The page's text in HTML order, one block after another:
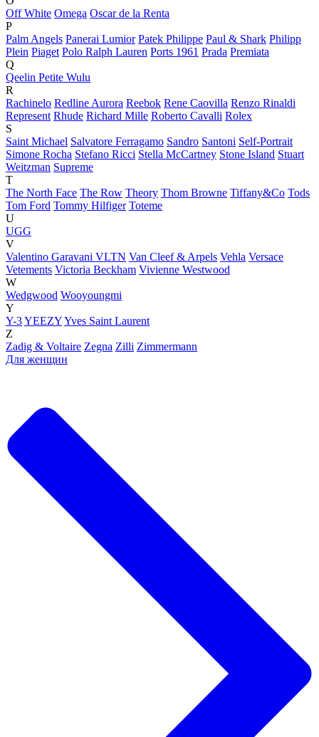
Off White Omega Oscar de la Renta
P
Palm Angels Panerai Lumior Patek Philippe Paul & Shark Philipp
Plein Piaget Polo Ralph Lauren Ports 1961 Prada Premiata
Q
Qeelin Petite Wulu
R
Rachinelo Redline Aurora Reebok Rene Caovilla Renzo Rinaldi
Represent Rhude Richard Mille Roberto Cavalli Rolex
S
Saint Michael Salvatore Ferragamo Sandro Santoni Self-Portrait
Simone Rocha Stefano Ricci Stella McCartney Stone Island Stuart
Weitzman Supreme
T
The North Face The Row Theory Thom Browne Tiffany&Co Tods
Tom Ford Tommy Hilfiger Toteme
U
UGG
V
Valentino Garavani VLTN Van Cleef & Arpels Vehla Versace
Vetements Victoria Beckham Vivienne Westwood
W
Wedgwood Wooyoungmi
Y
Y-3YEEZYYves Saint Laurent
Z
Zadig & Voltaire Zegna Zilli Zimmermann
Для женщин